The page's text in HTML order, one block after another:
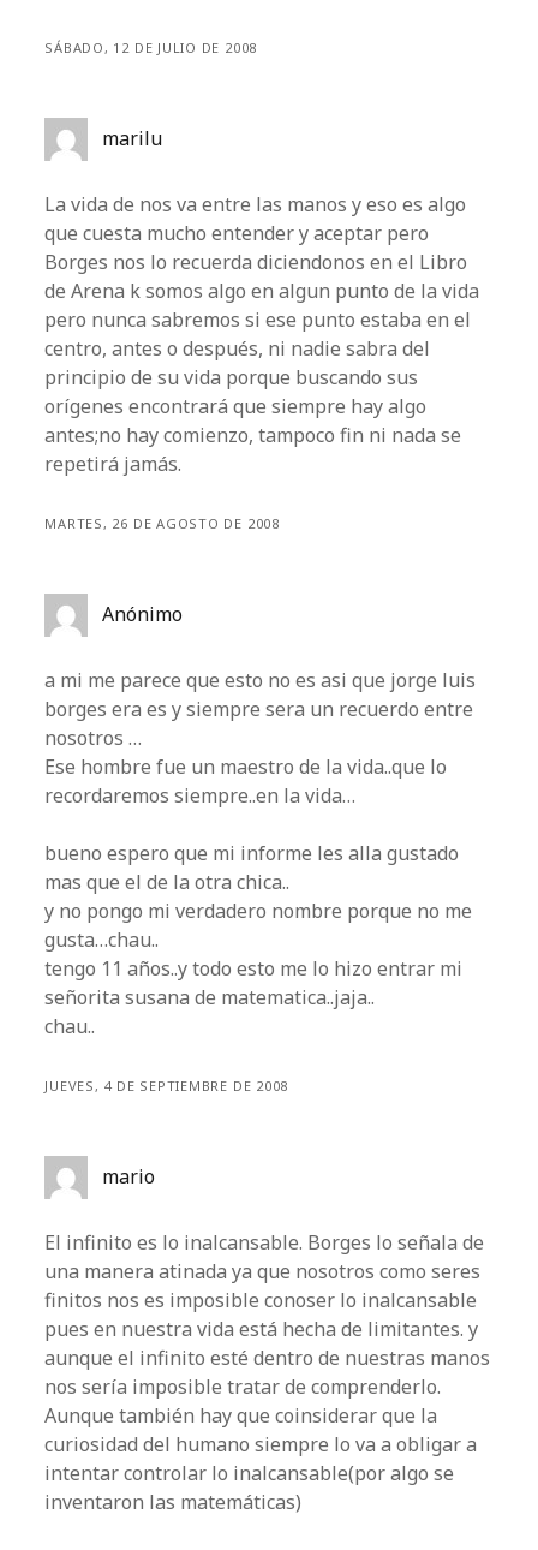
SÁBADO, 12 DE JULIO DE 2008
marilu
La vida de nos va entre las manos y eso es algo
que cuesta mucho entender y aceptar pero
Borges nos lo recuerda diciendonos en el Libro
de Arena k somos algo en algun punto de la vida
pero nunca sabremos si ese punto estaba en el
centro, antes o después, ni nadie sabra del
principio de su vida porque buscando sus
orígenes encontrará que siempre hay algo
antes;no hay comienzo, tampoco fin ni nada se
repetirá jamás.
MARTES, 26 DE AGOSTO DE 2008
Anónimo
a mi me parece que esto no es asi que jorge luis
borges era es y siempre sera un recuerdo entre
nosotros …
Ese hombre fue un maestro de la vida..que lo
recordaremos siempre..en la vida…
bueno espero que mi informe les alla gustado
mas que el de la otra chica..
y no pongo mi verdadero nombre porque no me
gusta…chau..
tengo 11 años..y todo esto me lo hizo entrar mi
señorita susana de matematica..jaja..
chau..
JUEVES, 4 DE SEPTIEMBRE DE 2008
mario
El infinito es lo inalcansable. Borges lo señala de
una manera atinada ya que nosotros como seres
finitos nos es imposible conoser lo inalcansable
pues en nuestra vida está hecha de limitantes. y
aunque el infinito esté dentro de nuestras manos
nos sería imposible tratar de comprenderlo.
Aunque también hay que coinsiderar que la
curiosidad del humano siempre lo va a obligar a
intentar controlar lo inalcansable(por algo se
inventaron las matemáticas)